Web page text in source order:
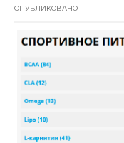
ОПУБЛИКОВАНО